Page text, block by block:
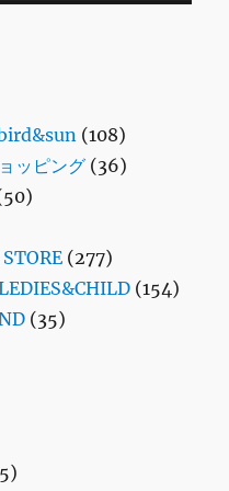
(108)
ッピング (36)
(277)
(154)
(35)